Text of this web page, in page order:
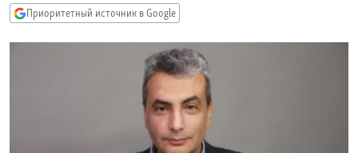
Вернутся
КАВКАЗ.РЕАЛИИ
РАСПИСАНИЕ ВЕЩАНИЯ
ПОДПИШИТЕСЬ НА РАССЫЛКУ
Приоритетный источник в Google